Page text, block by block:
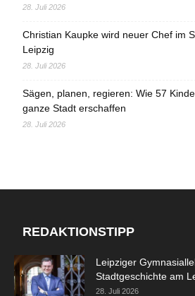
28. Juli 2026
Christian Kaupke wird neuer Chef im
Leipzig
28. Juli 2026
Sägen, planen, regieren: Wie 57
ganze Stadt erschaffen
28. Juli 2026
REDAKTIONSTIPP
Leipziger
Stadtgeschichte am
28. Juli 2026